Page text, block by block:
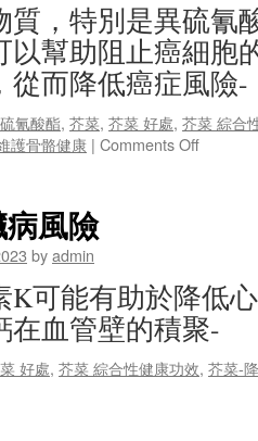
質，特別是異硫氰
以幫助阻止癌細胞
從而降低癌症風險-
氰酸酯, 芥菜, 芥菜 好處, 芥菜 綜合
護骨骼健康 | Comments Offon
抗
癌
物
質-
異
風險
byadmin
K可能有助於降低
在血管壁的積聚-
好處, 芥菜 綜合性健康功效, 芥菜-